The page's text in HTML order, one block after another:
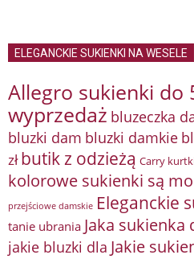
ELEGANCKIE SUKIENKI NA WESELE
Allegro sukienki do
wyprzedaż bluzeczka
bluzki dam bluzki damkie
zł butik z odzieżą Carry
kolorowe sukienki są
przejściowe damskie Eleganckie
tanie ubrania Jaka sukienka
jakie bluzki dla Jakie